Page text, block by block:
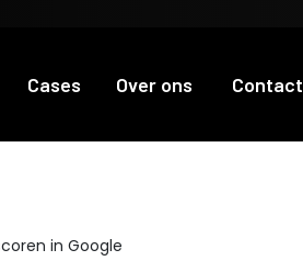
Cases Over ons Contact
in Google